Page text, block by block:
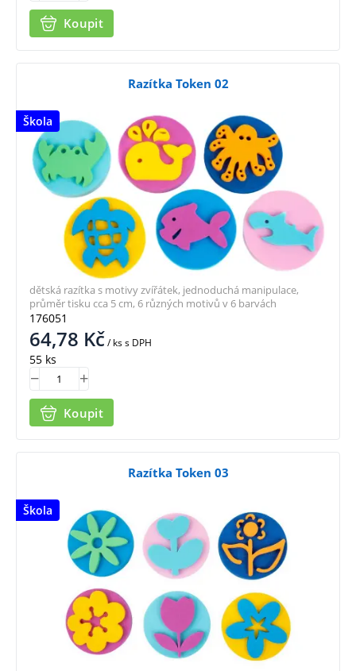
Koupit
Škola
Razítka Token 02
176051
64,78 Kč/ kss DPH
55 ks
Koupit
dětská razítka s motivy zvířátek, jednoduchá manipulace,
průměr tisku cca 5 cm, 6 různých motivů v 6 barvách
Škola
Razítka Token 03